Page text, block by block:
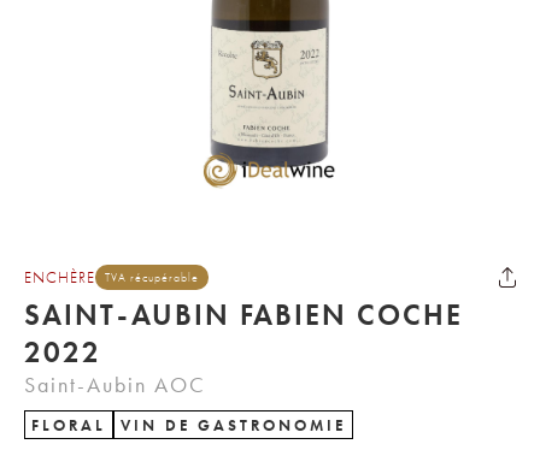
ENCHÈRE TVA récupérable
SAINT-AUBIN FABIEN COCHE
2022
Saint-Aubin AOC
FLORAL VIN DE GASTRONOMIE